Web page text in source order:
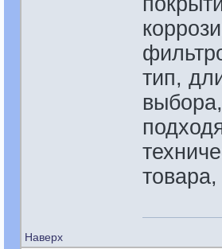
тип,
Наверх